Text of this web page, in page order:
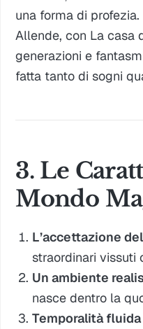
una forma di profezia.
Allende, con La casa
generazioni e
fatta tanto di sogni
3. Le
Mondo
L’accettazione
straordinari vissuti
Un ambiente
nasce dentro la
Temporalità fluida